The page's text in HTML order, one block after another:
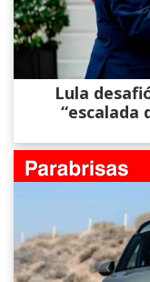
Lula
“escalada